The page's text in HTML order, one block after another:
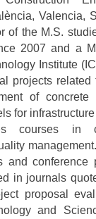
Valencia,
of the M.S.
2007 and a
Institute
projects related
of
for
courses in
and conference
in journals
proposal
and